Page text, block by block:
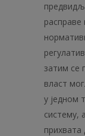
расправе
затим се
власт
у једном
систему,
прихвата